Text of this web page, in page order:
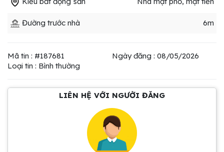
Đường trước nhà 6m
Mã tin : #187681
Ngày đăng : 08/05/2026
Loại tin : Bình thường
LIÊN HỆ VỚI NGƯỜI ĐĂNG